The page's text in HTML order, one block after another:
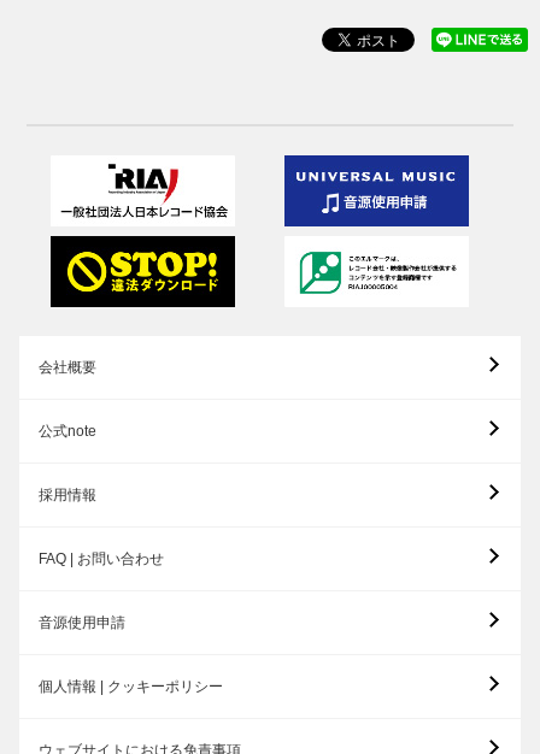
会社概要
公式note
採用情報
FAQ | お問い合わせ
音源使用申請
個人情報 | クッキーポリシー
ウェブサイトにおける免責事項